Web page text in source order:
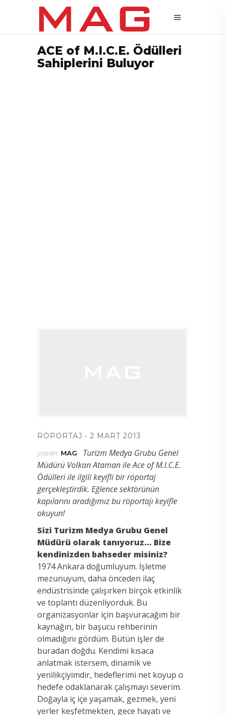
ACE of M.I.C.E. Ödülleri
Sahiplerini Buluyor
RÖPORTAJ 2 MART 2013
yazan: MAG
Turizm Medya Grubu Genel
Müdürü Volkan Ataman ile Ace of M.I.C.E.
Ödülleri ile ilgili keyifli bir röportaj
gerçekleştirdik. Eğlence sektörünün
kapılarını aradığımız bu röportajı keyifle
okuyun!
Sizi Turizm Medya Grubu Genel
Müdürü olarak tanıyoruz… Bize
kendinizden bahseder misiniz?
1974 Ankara doğumluyum. İşletme
mezunuyum, daha önceden ilaç
endüstrisinde çalışırken birçok etkinlik
ve toplantı düzenliyorduk. Bu
organizasyonlar için başvuracağım bir
kaynağın, bir başucu rehberinin
olmadığını gördüm. Bütün işler de
buradan doğdu. Kendimi kısaca
anlatmak istersem, dinamik ve
yenilikçiyimdir, hedeflerimi net koyup o
hedefe odaklanarak çalışmayı severim.
Doğayla iç içe yaşamak, gezmek, yeni
yerler keşfetmekten, gece hayatı ve